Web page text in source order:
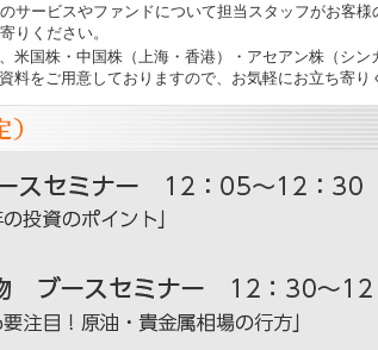
サービスやファンドについて担当スタッフがお客
りください。
米国株・中国株（上海・香港）・アセアン株（シ
料をご用意しておりますので、お気軽にお立ち寄り